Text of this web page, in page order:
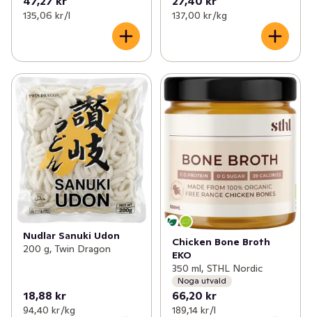
135,06 kr /l 137,00 kr /kg
Nudlar Sanuki Udon
200 g, Twin Dragon
18,88 kr
94,40 kr /kg
Chicken Bone Broth
EKO
350 ml, STHL Nordic
Noga utvald
66,20 kr
189,14 kr /l